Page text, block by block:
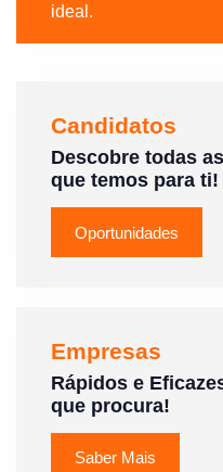
ideal.
Candidatos
Descobre todas
que temos para ti!
Oportunidades
Empresas
Rápidos e
que procura!
Saber Mais